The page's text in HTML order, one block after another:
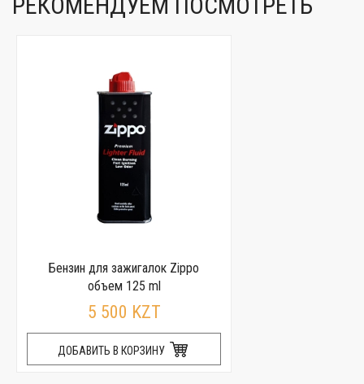
Бензин для зажигалок Zippo
объем 125 ml
5 500 KZT
ДОБАВИТЬ В КОРЗИНУ